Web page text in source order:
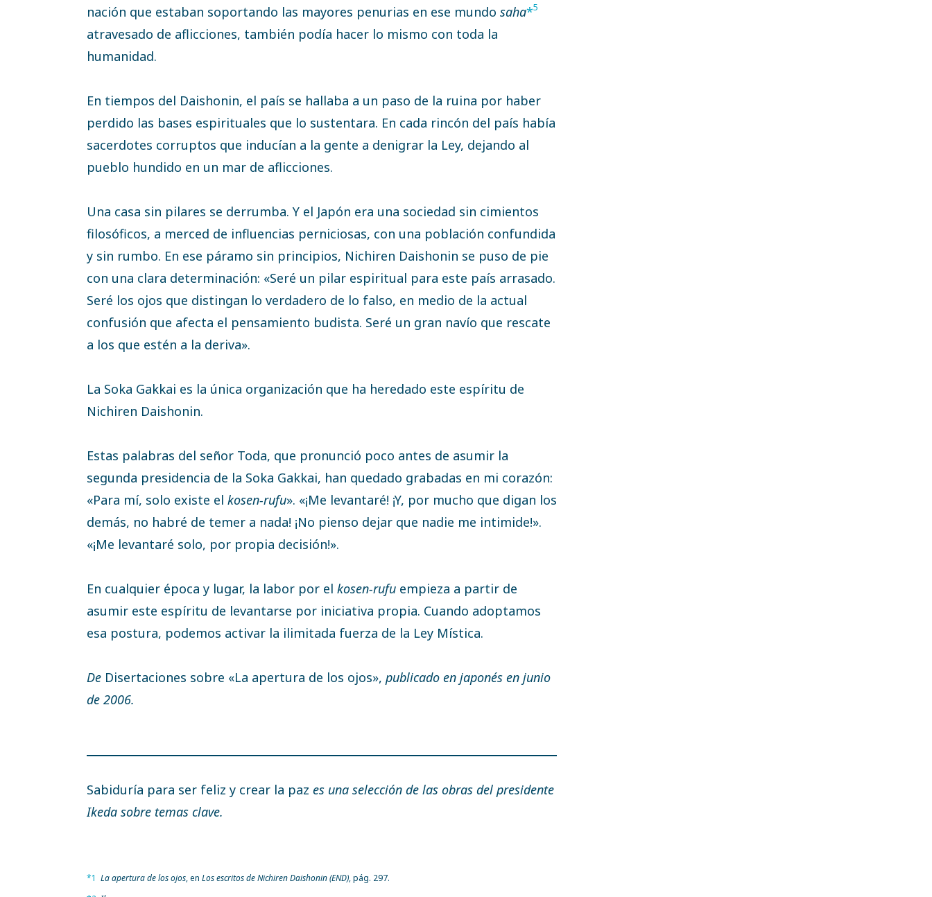
nación que estaban soportando las mayores penurias en ese mundo saha*5
atravesado de aflicciones, también podía hacer lo mismo con toda la
humanidad.
En tiempos del Daishonin, el país se hallaba a un paso de la ruina por haber
perdido las bases espirituales que lo sustentara. En cada rincón del país había
sacerdotes corruptos que inducían a la gente a denigrar la Ley, dejando al
pueblo hundido en un mar de aflicciones.
Una casa sin pilares se derrumba. Y el Japón era una sociedad sin cimientos
filosóficos, a merced de influencias perniciosas, con una población confundida
y sin rumbo. En ese páramo sin principios, Nichiren Daishonin se puso de pie
con una clara determinación: «Seré un pilar espiritual para este país arrasado.
Seré los ojos que distingan lo verdadero de lo falso, en medio de la actual
confusión que afecta el pensamiento budista. Seré un gran navío que rescate
a los que estén a la deriva».
La Soka Gakkai es la única organización que ha heredado este espíritu de
Nichiren Daishonin.
Estas palabras del señor Toda, que pronunció poco antes de asumir la
segunda presidencia de la Soka Gakkai, han quedado grabadas en mi corazón:
«Para mí, solo existe el kosen-rufu». «¡Me levantaré! ¡Y, por mucho que digan los
demás, no habré de temer a nada! ¡No pienso dejar que nadie me intimide!».
«¡Me levantaré solo, por propia decisión!».
En cualquier época y lugar, la labor por el kosen-rufu empieza a partir de
asumir este espíritu de levantarse por iniciativa propia. Cuando adoptamos
esa postura, podemos activar la ilimitada fuerza de la Ley Mística.
De Disertaciones sobre «La apertura de los ojos», publicado en japonés en junio
de 2006.
Sabiduría para ser feliz y crear la paz es una selección de las obras del presidente
Ikeda sobre temas clave.
*1 La apertura de los ojos, en Los escritos de Nichiren Daishonin (END), pág. 297.